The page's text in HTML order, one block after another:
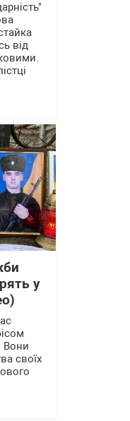
від
у
Вони
своїх